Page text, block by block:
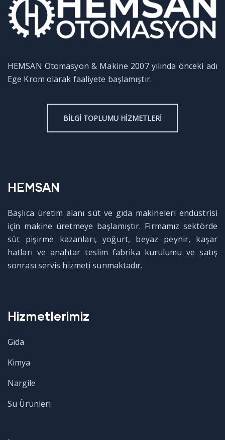
HEMSAN Otomasyon & Makine 2007 yılında önceki adı
Ege Krom olarak faaliyete başlamıştır.
BILGI TOPLUMU HIZMETLERI
HEMSAN
Başlıca üretim alanı süt ve gıda makineleri endüstrisi
için makine üretmeye başlamıştır. Firmamız sektörde
süt pişirme kazanları, yoğurt, beyaz peynir, kaşar
hatları ve anahtar teslim fabrika kurulumu ve satış
sonrası servis hizmeti sunmaktadır.
Hizmetlerimiz
Gıda
Kimya
Nargile
Su Ürünleri